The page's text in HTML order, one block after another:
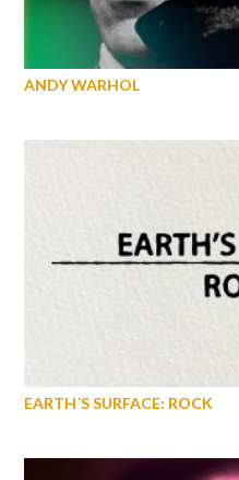
ANDY WARHOL
EARTH´S SURFACE: ROCK